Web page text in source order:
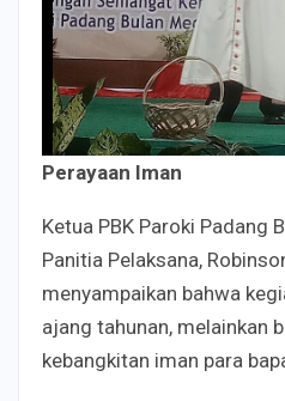
Perayaan Iman
Ketua PBK Paroki Padang
Panitia Pelaksana,
menyampaikan bahwa
ajang tahunan, melainkan
kebangkitan iman para